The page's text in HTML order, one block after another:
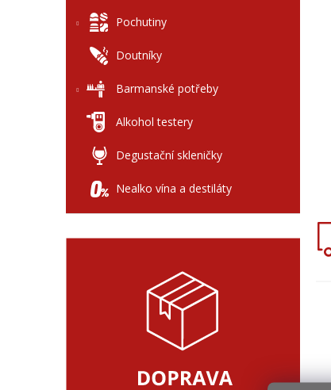
Pochutiny
Doutníky
Barmanské potřeby
Alkohol testery
Degustační skleničky
Nealko vína a destiláty